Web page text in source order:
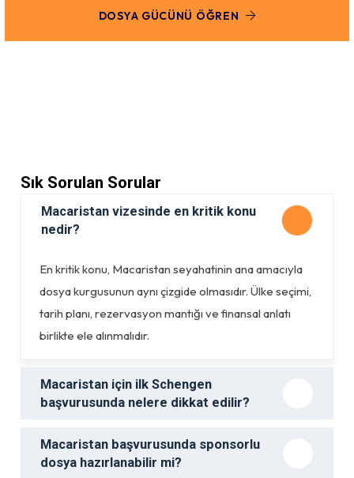
DOSYA GÜCÜNÜ ÖĞREN
Sık Sorulan Sorular
Macaristan vizesinde en kritik konu
nedir?
En kritik konu, Macaristan seyahatinin ana amacıyla
dosya kurgusunun aynı çizgide olmasıdır. Ülke seçimi,
tarih planı, rezervasyon mantığı ve finansal anlatı
birlikte ele alınmalıdır.
Macaristan için ilk Schengen
başvurusunda nelere dikkat edilir?
Macaristan başvurusunda sponsorlu
dosya hazırlanabilir mi?